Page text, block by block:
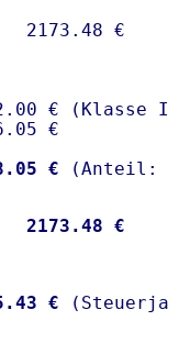
€ (Klasse I)
€
€
2173.48 €
€